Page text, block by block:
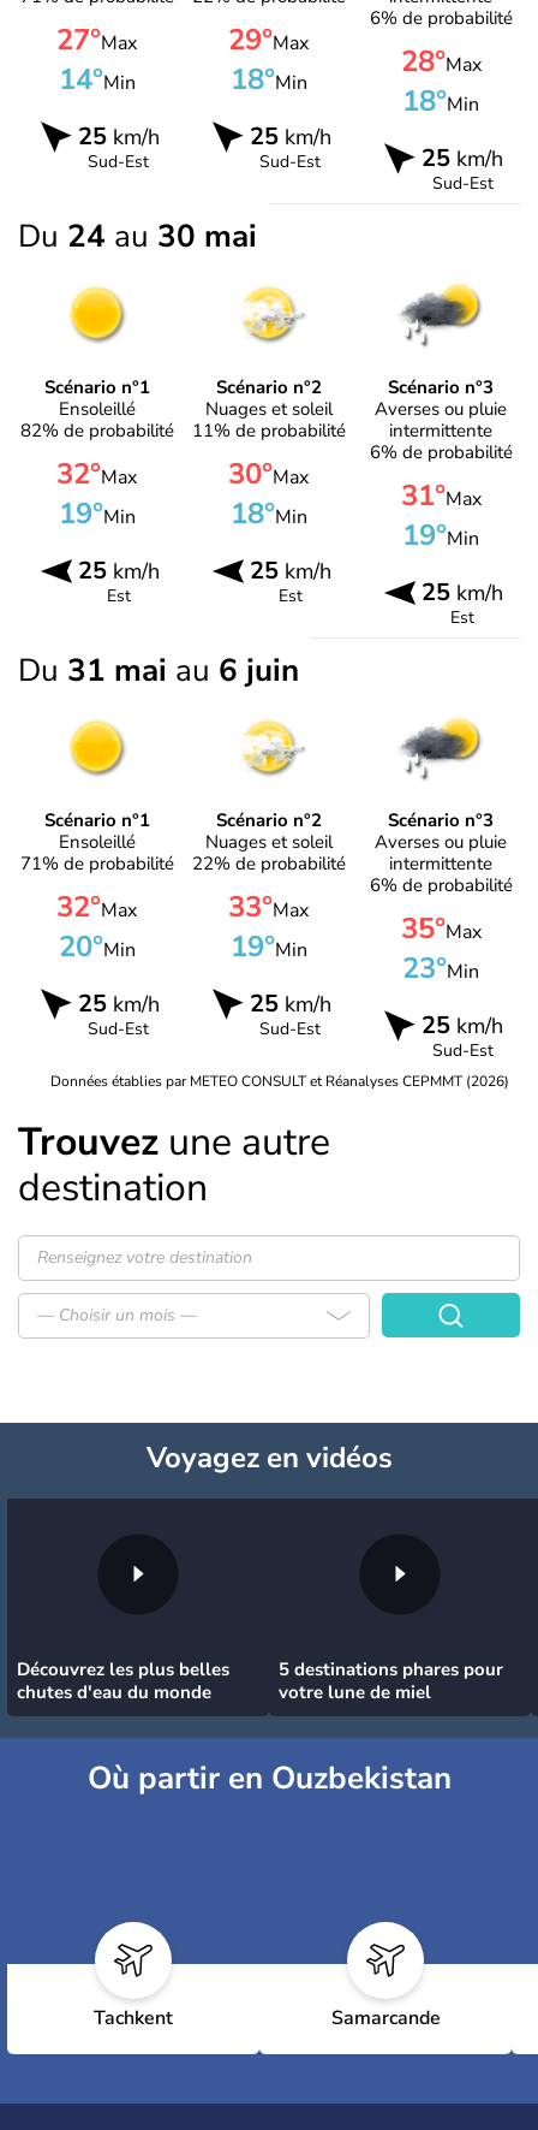
27°Max
14°Min
25km/h
Sud-Est
29°Max
18°Min
25km/h
Sud-Est
6% de probabilité
28°Max
18°Min
25 km/h
Sud-Est
Du 24 au 30 mai
Scénario n°1
Ensoleillé
82% de probabilité
32°Max
19°Min
25km/h
Est
Scénario n°2
Nuages et soleil
11% de probabilité
30°Max
18°Min
25km/h
Est
Scénario n°3
Averses ou pluie
intermittente
6% de probabilité
31°Max
19°Min
25 km/h
Est
Du 31 mai au 6 juin
Scénario n°1
Ensoleillé
71% de probabilité
32°Max
20°Min
25km/h
Sud-Est
Scénario n°2
Nuages et soleil
22% de probabilité
33°Max
19°Min
25km/h
Sud-Est
Scénario n°3
Averses ou pluie
intermittente
6% de probabilité
35°Max
23°Min
25 km/h
Sud-Est
Données établies par METEO CONSULT et Réanalyses CEPMMT (2026)
Trouvez une autre
destination
— Choisir un mois —
Voyagezen vidéos
Découvrez les plus belles
chutes d'eau du monde
5 destinations phares pour
votre lune de miel
Où partir en Ouzbekistan
Tachkent Samarcande